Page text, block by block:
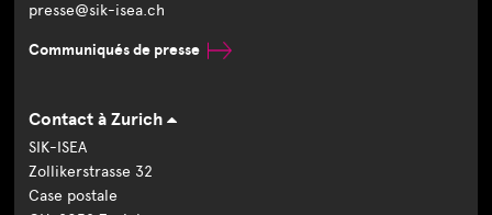
presse@sik-isea.ch
Communiqués de presse
Contact à Zurich
SIK-ISEA
Zollikerstrasse 32
Case postale